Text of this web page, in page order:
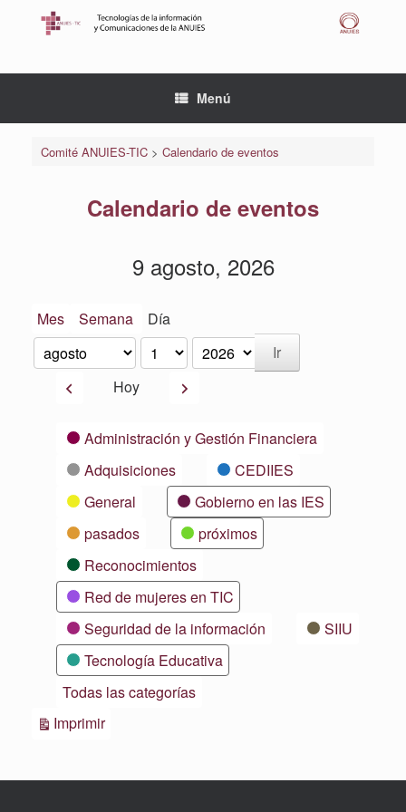
Menú
Comité ANUIES-TIC> Calendario de eventos
Calendario de eventos
9 agosto, 2026
Mes Semana Día
Mes
Día
Año
AnteriorHoy Siguiente
CategoríasAdministración y Gestión Financiera
Adquisiciones
CEDIIES
General
Gobierno en las IES
pasados
próximos
Reconocimientos
Red de mujeres en TIC
Seguridad de la información
SIIU
Tecnología Educativa
Todas las categorías
ImprimirVistas